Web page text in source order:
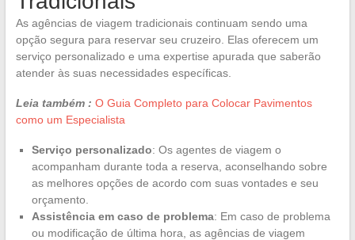
As agências de viagem tradicionais continuam sendo uma
opção segura para reservar seu cruzeiro. Elas oferecem um
serviço personalizado e uma expertise apurada que saberão
atender às suas necessidades específicas.
Leia também : O Guia Completo para Colocar Pavimentos
como um Especialista
Serviço personalizado: Os agentes de viagem o
acompanham durante toda a reserva, aconselhando sobre
as melhores opções de acordo com suas vontades e seu
orçamento.
Assistência em caso de problema: Em caso de problema
ou modificação de última hora, as agências de viagem